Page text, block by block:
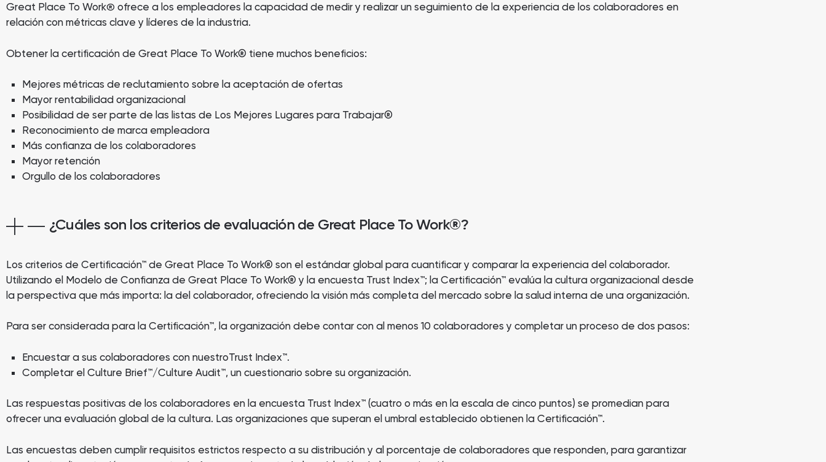
Great Place To Work® ofrece a los empleadores la capacidad de medir y realizar un seguimiento de la experiencia de los colaboradores en
relación con métricas clave y líderes de la industria.
Obtener la certificación de Great Place To Work® tiene muchos beneficios:
Mejores métricas de reclutamiento sobre la aceptación de ofertas
Mayor rentabilidad organizacional
Posibilidad de ser parte de las listas de Los Mejores Lugares para Trabajar®
Reconocimiento de marca empleadora
Más confianza de los colaboradores
Mayor retención
Orgullo de los colaboradores
¿Cuáles son los criterios de evaluación de Great Place To Work®?
Los criterios de Certificación™ de Great Place To Work® son el estándar global para cuantificar y comparar la experiencia del colaborador.
Utilizando el Modelo de Confianza de Great Place To Work® y la encuesta Trust Index™; la Certificación™ evalúa la cultura organizacional desde
la perspectiva que más importa: la del colaborador, ofreciendo la visión más completa del mercado sobre la salud interna de una organización.
Para ser considerada para la Certificación™, la organización debe contar con al menos 10 colaboradores y completar un proceso de dos pasos:
Encuestar a sus colaboradores con nuestroTrust Index™.
Completar el Culture Brief™/Culture Audit™, un cuestionario sobre su organización.
Las respuestas positivas de los colaboradores en la encuesta Trust Index™ (cuatro o más en la escala de cinco puntos) se promedian para
ofrecer una evaluación global de la cultura. Las organizaciones que superan el umbral establecido obtienen la Certificación™.
Las encuestas deben cumplir requisitos estrictos respecto a su distribución y al porcentaje de colaboradores que responden, para garantizar